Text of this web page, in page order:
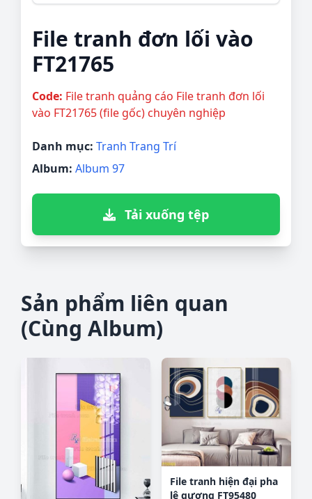
File tranh đơn lối vào
FT21765
Code: File tranh quảng cáo File tranh đơn lối
vào FT21765 (file gốc) chuyên nghiệp
Danh mục: Tranh Trang Trí
Album: Album 97
Tải xuống tệp
Sản phẩm liên quan
(Cùng Album)
File tranh hiện đại pha
lê gương FT95480